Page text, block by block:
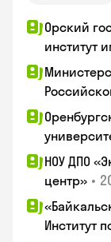
Орский
институт
НОУ ДПО
центр» •
Институт